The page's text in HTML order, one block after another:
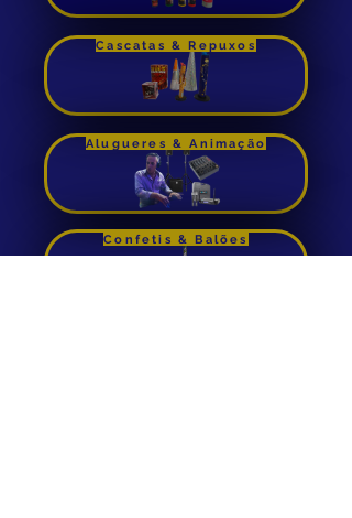
Comprar
Cascatas & Repuxos
Alugueres & Animação
Confetis & Balões